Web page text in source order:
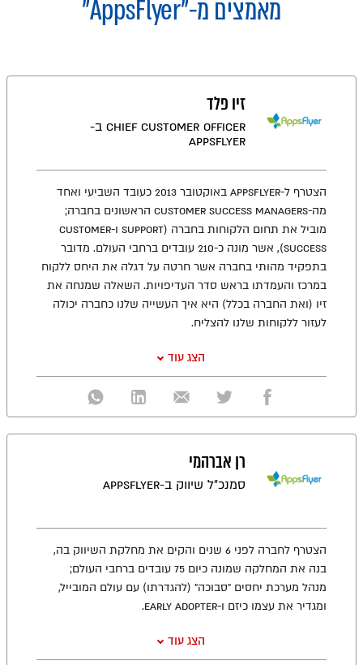
מאמצים מ-"AppsFlyer"
זיו פלד
Chief Customer Officer ב-
AppsFlyer
הצטרף ל-AppsFlyer באוקטובר 2013 כעובד השביעי ואחד
מה-Customer Success Managers הראשונים בחברה;
מוביל את תחום הלקוחות בחברה (Support ו-Customer
Success), אשר מונה כ-210 עובדים ברחבי העולם. מדובר
בתפקיד מהותי בחברה אשר חרטה על דגלה את היחס ללקוח
במרכז והעמדתו בראש סדר העדיפויות. השאלה שמנחה את
זיו (ואת החברה בכלל) היא איך העשייה שלנו כחברה יכולה
לעזור ללקוחות שלנו להצליח.
הצג עוד
רן אברהמי
סמנכ״ל שיווק ב-AppsFlyer
הצטרף לחברה לפני 6 שנים והקים את מחלקת השיווק בה,
בנה את המחלקה שמונה כיום 75 עובדים ברחבי העולם;
מנהל מערכת יחסים ״סבוכה״ (להגדרתו) עם עולם המובייל,
ומגדיר את עצמו כיזם ו-Early adopter.
הצג עוד